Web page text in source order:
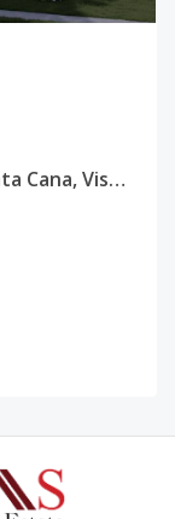
Exclusivo proyecto de villas en Punta Cana, Vista Cana. Entrega 2026